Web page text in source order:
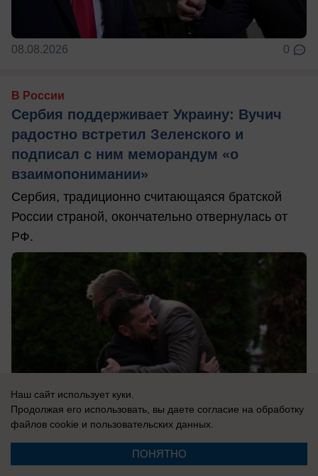
08.08.2026 0
В России
Сербия поддерживает Украину: Вучич
радостно встретил Зеленского и
подписал с ним меморандум «о
взаимопонимании»
Сербия, традиционно считающаяся братской
России страной, окончательно отвернулась от
РФ.
Наш сайт использует куки.
Продолжая его использовать, вы даете согласие на обработку
файлов cookie и пользовательских данных.
ПОНЯТНО